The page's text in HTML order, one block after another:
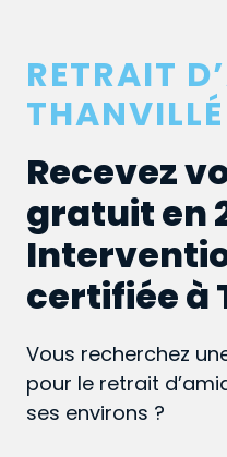
RETRAIT
THANVILLÉ
Recevez
gratuit en
certifiée à
Vous recherchez
pour le retrait
ses environs ?